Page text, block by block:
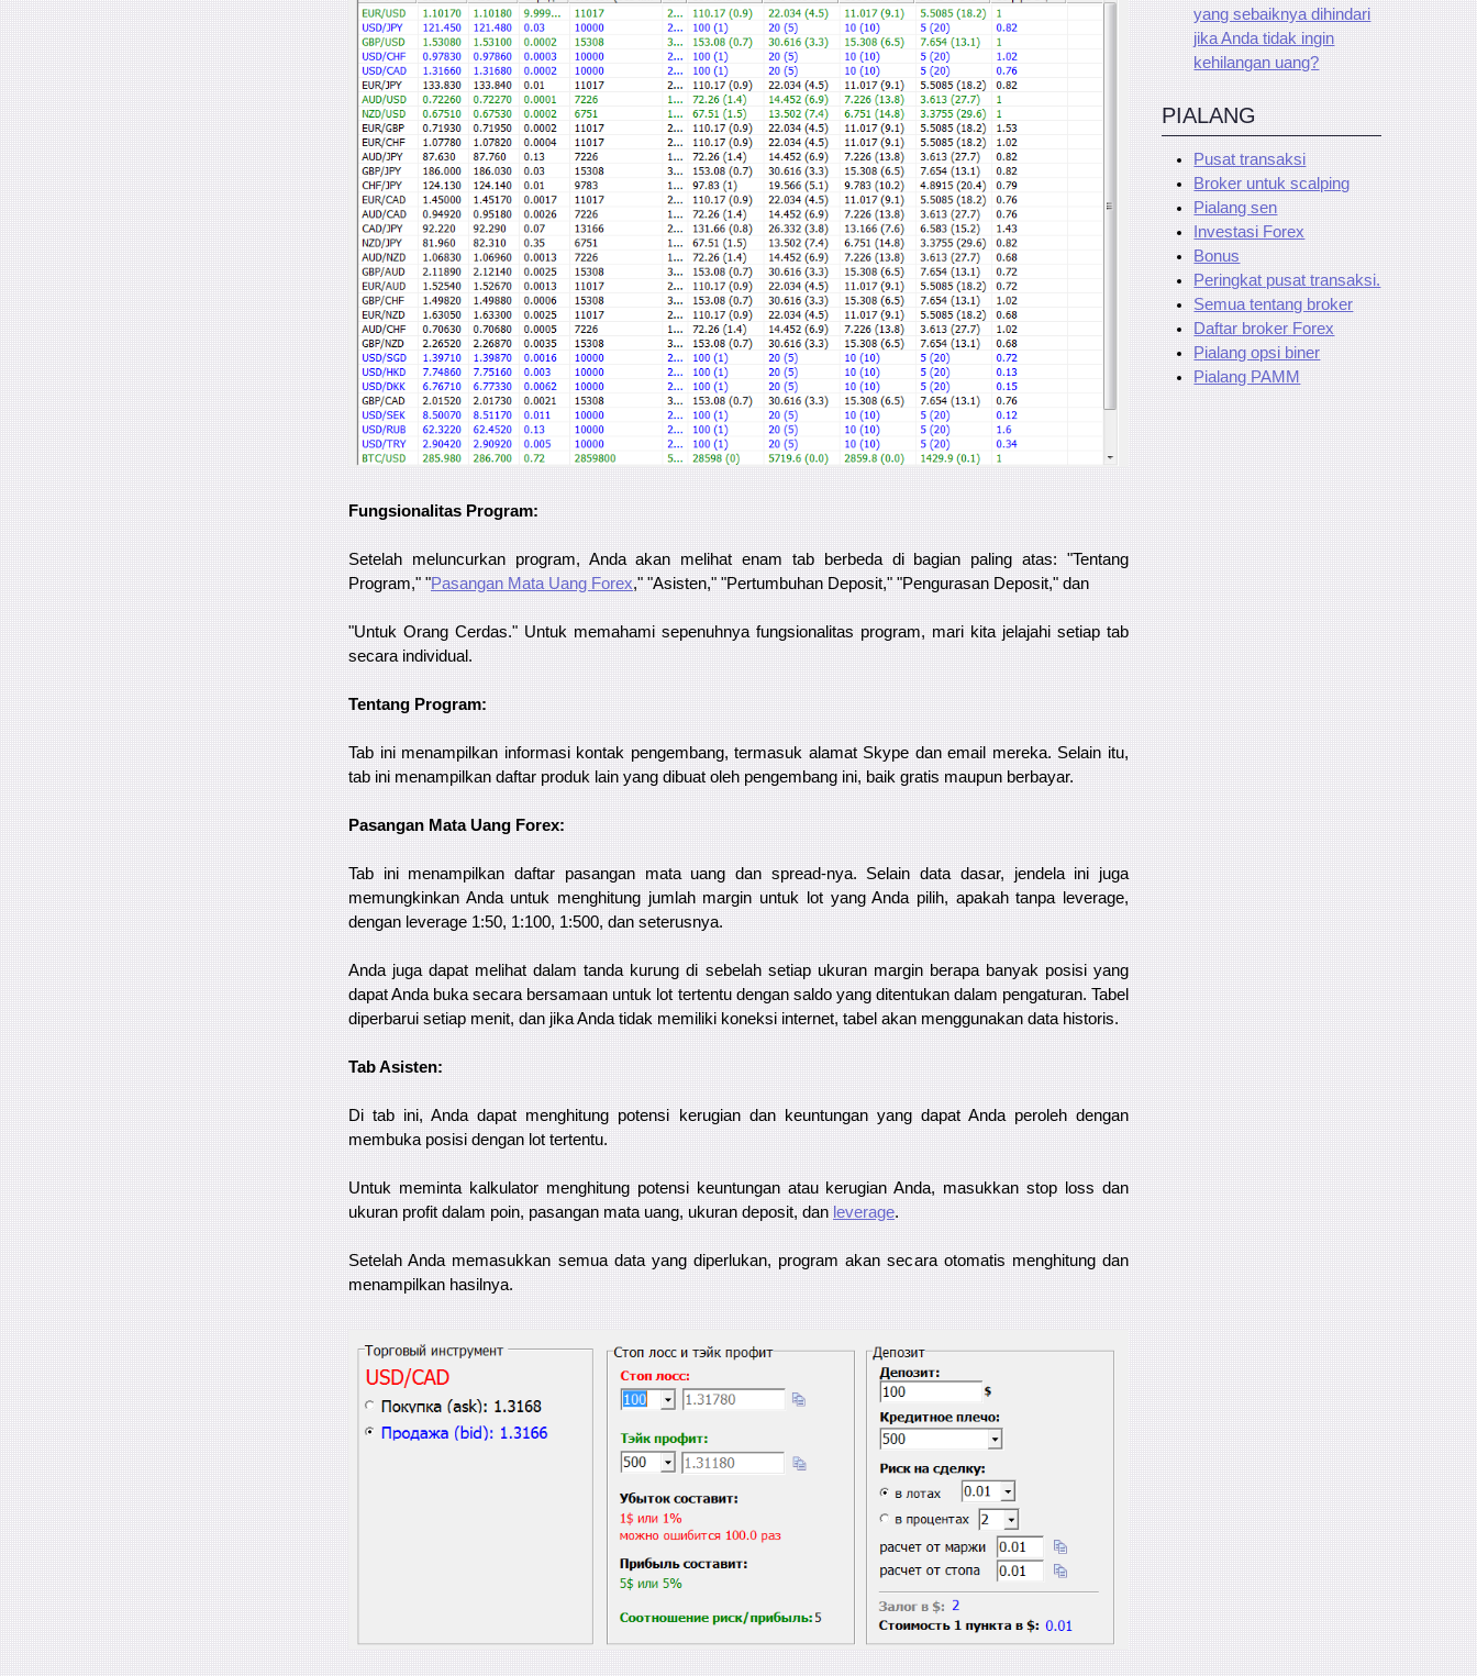
Fungsionalitas Program:
Setelah meluncurkan program, Anda akan melihat enam tab berbeda di bagian paling atas: "Tentang
Program," "Pasangan Mata Uang Forex," "Asisten," "Pertumbuhan Deposit," "Pengurasan Deposit," dan
"Untuk Orang Cerdas." Untuk memahami sepenuhnya fungsionalitas program, mari kita jelajahi setiap tab
secara individual.
Tentang Program:
Tab ini menampilkan informasi kontak pengembang, termasuk alamat Skype dan email mereka. Selain itu,
tab ini menampilkan daftar produk lain yang dibuat oleh pengembang ini, baik gratis maupun berbayar.
Pasangan Mata Uang Forex:
Tab ini menampilkan daftar pasangan mata uang dan spread-nya. Selain data dasar, jendela ini juga
memungkinkan Anda untuk menghitung jumlah margin untuk lot yang Anda pilih, apakah tanpa leverage,
dengan leverage 1:50, 1:100, 1:500, dan seterusnya.
Anda juga dapat melihat dalam tanda kurung di sebelah setiap ukuran margin berapa banyak posisi yang
dapat Anda buka secara bersamaan untuk lot tertentu dengan saldo yang ditentukan dalam pengaturan. Tabel
diperbarui setiap menit, dan jika Anda tidak memiliki koneksi internet, tabel akan menggunakan data historis.
Tab Asisten:
Di tab ini, Anda dapat menghitung potensi kerugian dan keuntungan yang dapat Anda peroleh dengan
membuka posisi dengan lot tertentu.
Untuk meminta kalkulator menghitung potensi keuntungan atau kerugian Anda, masukkan stop loss dan
ukuran profit dalam poin, pasangan mata uang, ukuran deposit, dan leverage.
Setelah Anda memasukkan semua data yang diperlukan, program akan secara otomatis menghitung dan
menampilkan hasilnya.
yang sebaiknya dihindari
jika Anda tidak ingin
kehilangan uang?
PIALANG
Pusat transaksi
Broker untuk scalping
Pialang sen
Investasi Forex
Bonus
Peringkat pusat transaksi.
Semua tentang broker
Daftar broker Forex
Pialang opsi biner
Pialang PAMM